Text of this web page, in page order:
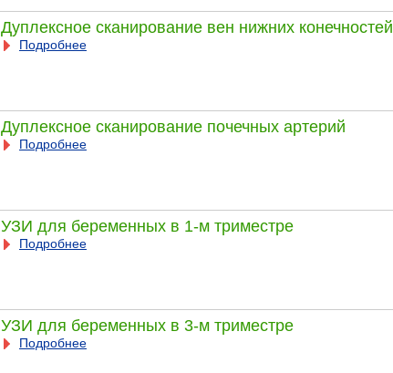
Дуплексное сканирование вен нижних конечностей
Подробнее
Дуплексное сканирование почечных артерий
Подробнее
УЗИ для беременных в 1-м триместре
Подробнее
УЗИ для беременных в 3-м триместре
Подробнее